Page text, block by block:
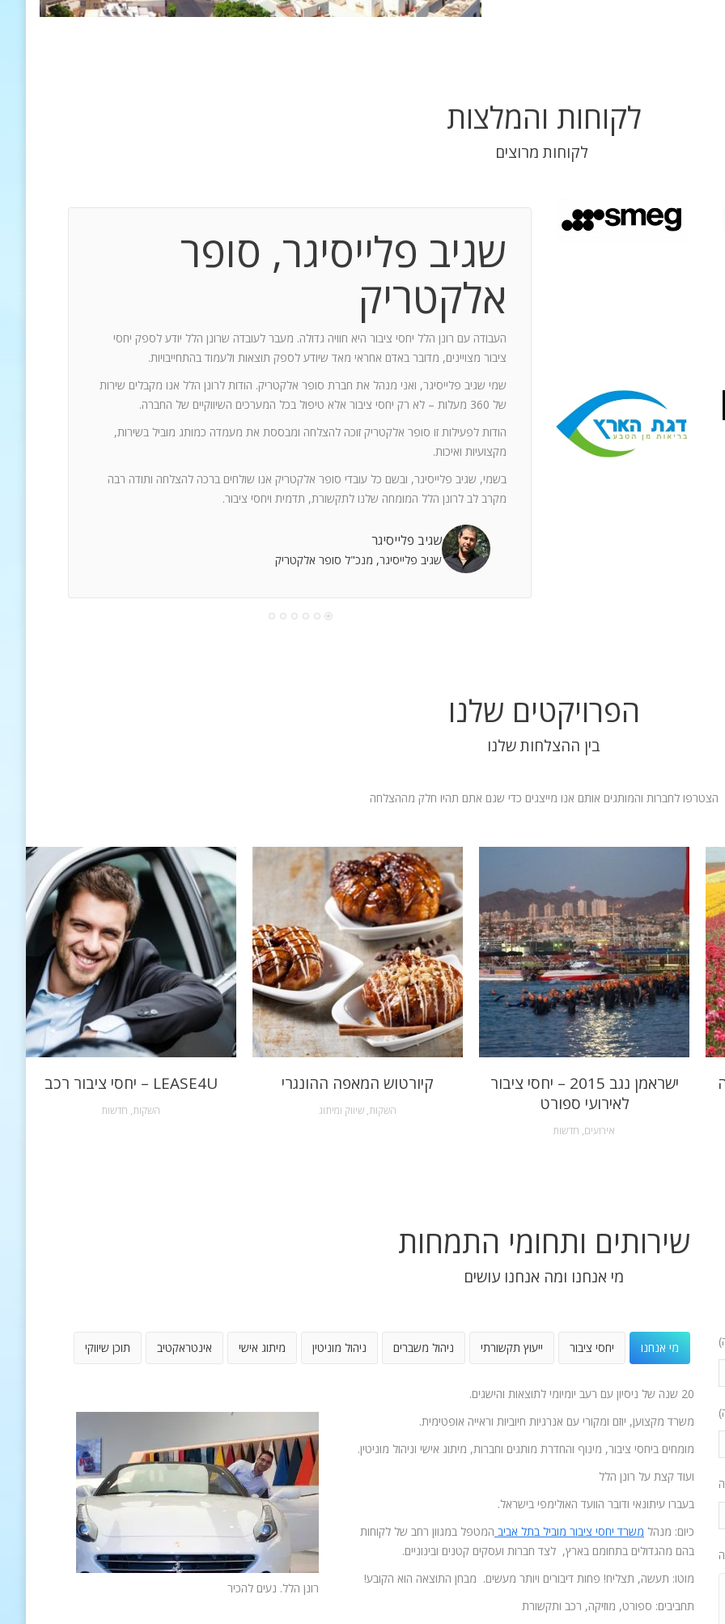
לקוחות והמלצות
לקוחות מרוצים
שגיב פלייסיגר, סופר
אלקטריק
העבודה עם רונן הלל יחסי ציבור היא חוויה גדולה. מעבר לעובדה שרונן הלל יודע לספק יחסי
ציבור מצויינים, מדובר באדם אחראי מאד שיודע לספק תוצאות ולעמוד בהתחייבויות.
שמי שגיב פלייסיגר, ואני מנהל את חברת סופר אלקטריק. הודות לרונן הלל אנו מקבלים שירות
של 360 מעלות – לא רק יחסי ציבור אלא טיפול בכל המערכים השיווקיים של החברה.
הודות לפעילות זו סופר אלקטריק זוכה להצלחה ומבססת את מעמדה כמותג מוביל בשירות,
מקצועיות ואיכות.
בשמי, שגיב פלייסיגר, ובשם כל עובדי סופר אלקטריק אנו שולחים ברכה להצלחה ותודה רבה
מקרב לב לרונן הלל המומחה שלנו לתקשורת, תדמית ויחסי ציבור.
שגיב פלייסיגר
שגיב פלייסיגר, מנכ"ל סופר אלקטריק
עבודה משותפת בת 10 שנים.
מספר תחנות: פארק מיני ישראל בלטרון,
, מדרבן ומייצר תקשורת יש
בך את היכולת להניע את כלל הצוות
חפץ ובקבועי זמן קצרים.
מימד פרסומי ומכיר את רזי הפעלתו. על אף
לצוות שלי ולי את התחושה, שרק אנו
שגורות בפיך. המאגר האנרגטי שלך בלתי
הפרויקטים שלנו
בין ההצלחות שלנו
הצטרפו לחברות והמותגים אותם אנו מייצגים כדי שגם אתם תהיו חלק מההצלחה
LEASE4U – יחסי ציבור רכב
השקות, חדשות
קיורטוש המאפה ההונגרי
השקות,שיווק ומיתוג
ישראמן נגב 2015 – יחסי ציבור
לאירועי ספורט
אירועים, חדשות
שירותים ותחומי התמחות
מי אנחנו ומה אנחנו עושים
מי אנחנו יחסי ציבור ייעוץ תקשורתי ניהול משברים ניהול מוניטין מיתוג אישי אינטראקטיב תוכן שיווקי
20 שנה של ניסיון עם רעב יומיומי לתוצאות והישגים.
רונן הלל. נעים להכיר
משרד מקצוען, יוזם ומקורי עם אנרגיות חיוביות וראייה אופטימית.
מומחים ביחסי ציבור, מינוף והחדרת מותגים וחברות, מיתוג אישי וניהול מוניטין.
ועוד קצת על רונן הלל
בעברו עיתונאי ודובר הוועד האולימפי בישראל.
כיום: מנהל משרד יחסי ציבור מוביל בתל אביב המטפל במגוון רחב של לקוחות
בהם מהגדולים בתחומם בארץ, לצד חברות ועסקים קטנים ובינוניים.
מוטו: תעשה, תצליח! פחות דיבורים ויותר מעשים. מבחן התוצאה הוא הקובע!
תחביבים: ספורט, מוזיקה, רכב ותקשורת